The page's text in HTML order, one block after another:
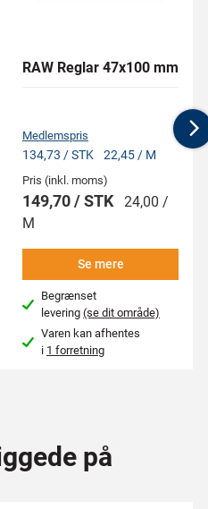
RAW Reglar 47x100 mm
Medlemspris
134,73 / STK 22,45 / M
Pris (inkl. moms)
149,70 / STK 24,00 /
M
Se mere
Begrænset
levering(se dit område)
Varen kan afhentes
i 1 forretning
på